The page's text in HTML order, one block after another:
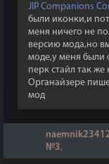
JIP Companions
были иконки,и
меня ничего не
версию мода,но
моде,у меня были
перк стайл так же
Органайзере
мод
№3,